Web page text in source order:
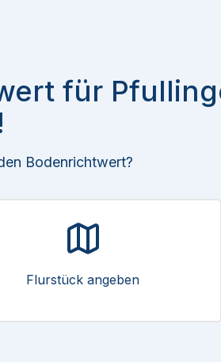
für
Bodenrichtwert?
Flurstück angeben